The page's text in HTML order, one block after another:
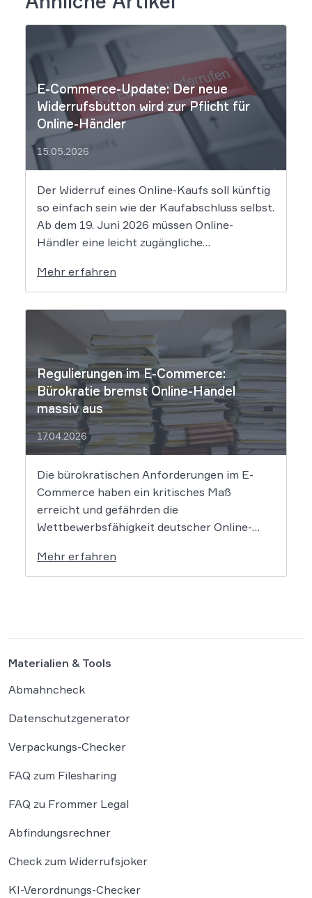
E-Commerce-Update: Der neue
Widerrufsbutton wird zur Pflicht für
Online-Händler
15.05.2026
Der Widerruf eines Online-Kaufs soll künftig
so einfach sein wie der Kaufabschluss selbst.
Ab dem 19. Juni 2026 müssen Online-
Händler eine leicht zugängliche
sogenannten Widerrufsbutton. Wir erklären,
was Shop-Betreiber jetzt umsetzen müssen,
um Abmahnungen zu vermeiden. Bisher
Widerrufsbelehrung über […]
Mehr erfahren
Regulierungen im E-Commerce:
Bürokratie bremst Online-Handel
massiv aus
17.04.2026
Die bürokratischen Anforderungen im E-
Commerce haben ein kritisches Maß
erreicht und gefährden die
Wettbewerbsfähigkeit deutscher Online-
Händlerbundes belegt, dass nahezu alle
befragten Unternehmen unter der
wahrgenommen. Der Online-Handel sieht
sich mit einer […]
Mehr erfahren
Materialien & Tools
Abmahncheck
Datenschutzgenerator
Verpackungs-Checker
FAQ zum Filesharing
FAQ zu Frommer Legal
Abfindungsrechner
Check zum Widerrufsjoker
KI-Verordnungs-Checker